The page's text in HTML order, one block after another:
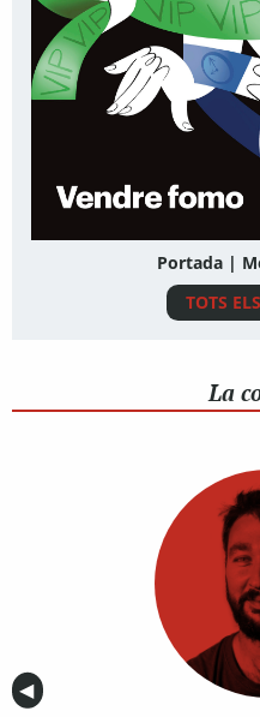
Portada |
TOTS
La
Anterior
◀︎